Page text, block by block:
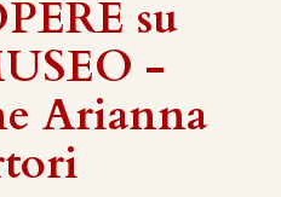
su
-
Arianna